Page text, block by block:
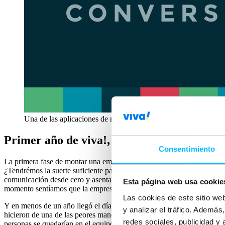
Consentimiento
Esta página web usa
Las cookies de este sitio
y analizar el tráfico.
redes sociales, publicidad y
Una de las aplicaciones de nuestro logo
Primer año de viva!, un año duro
La primera fase de montar una empresa, esa fase en la que sientes
¿Tendrémos la suerte suficiente para salir adelante? Ya por aquel
comunicación desde cero y asentar un mix de clientes donde uno de
momento sentíamos que la empresa no era tan nuestra como
Y en menos de un año llegó el día que tanto habíamos temido, la
hicieron de una de las peores maneras posibles y que me guardo